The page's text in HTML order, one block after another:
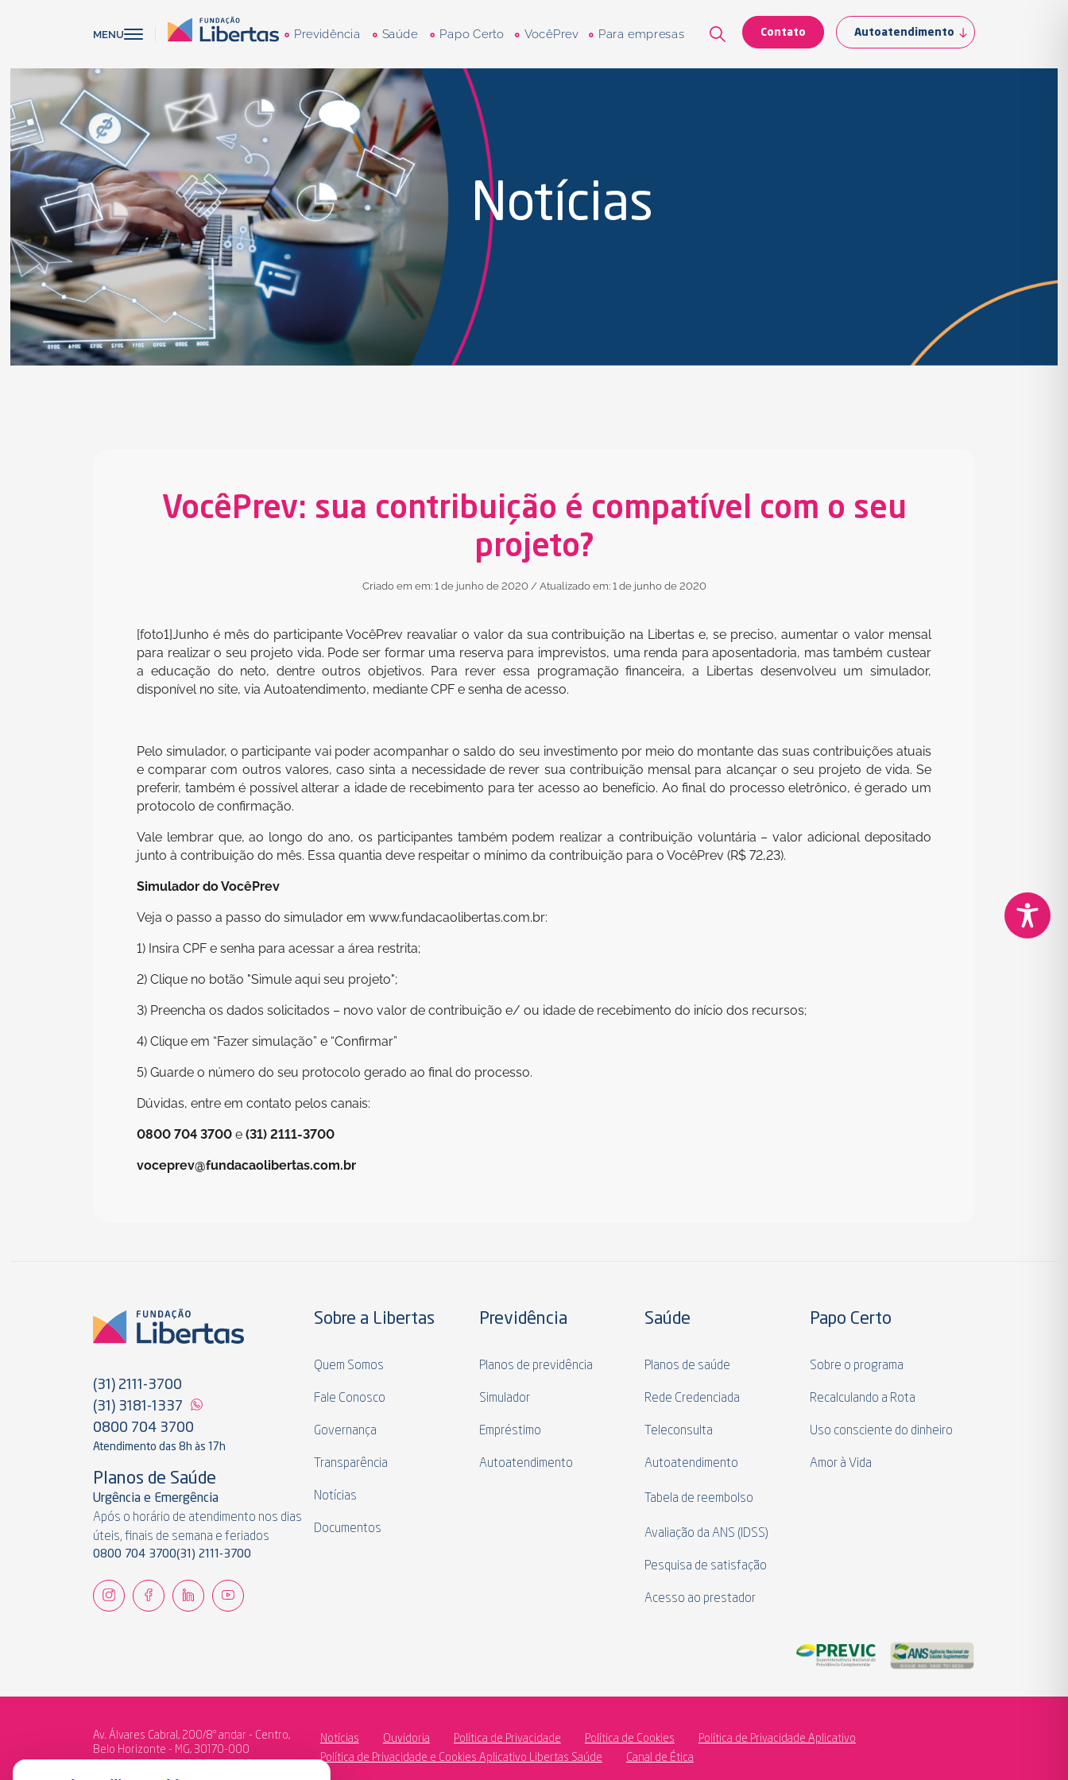
MENU Previdência Saúde Papo Certo VocêPrev Para empresas Contato Autoatendimento
Notícias
VocêPrev: sua contribuição é compatível com o seu
projeto?
Criado em em: 1 de junho de 2020 / Atualizado em: 1 de junho de 2020
[foto1]Junho é mês do participante VocêPrev reavaliar o valor da sua contribuição na Libertas e, se preciso, aumentar o valor mensal
para realizar o seu projeto vida. Pode ser formar uma reserva para imprevistos, uma renda para aposentadoria, mas também custear
a educação do neto, dentre outros objetivos. Para rever essa programação financeira, a Libertas desenvolveu um simulador,
disponível no site, via Autoatendimento, mediante CPF e senha de acesso.
Pelo simulador, o participante vai poder acompanhar o saldo do seu investimento por meio do montante das suas contribuições atuais
e comparar com outros valores, caso sinta a necessidade de rever sua contribuição mensal para alcançar o seu projeto de vida. Se
preferir, também é possível alterar a idade de recebimento para ter acesso ao benefício. Ao final do processo eletrônico, é gerado um
protocolo de confirmação.
Vale lembrar que, ao longo do ano, os participantes também podem realizar a contribuição voluntária – valor adicional depositado
junto à contribuição do mês. Essa quantia deve respeitar o mínimo da contribuição para o VocêPrev (R$ 72,23).
Simulador do VocêPrev
Veja o passo a passo do simulador em www.fundacaolibertas.com.br:
1) Insira CPF e senha para acessar a área restrita;
2) Clique no botão "Simule aqui seu projeto";
3) Preencha os dados solicitados – novo valor de contribuição e/ ou idade de recebimento do início dos recursos;
4) Clique em “Fazer simulação” e “Confirmar”
5) Guarde o número do seu protocolo gerado ao final do processo.
Dúvidas, entre em contato pelos canais:
0800 704 3700 e (31) 2111-3700
voceprev@fundacaolibertas.com.br
(31) 2111-3700
(31) 3181-1337
0800 704 3700
Atendimento das 8h às 17h
Planos de Saúde
Urgência e Emergência
Após o horário de atendimento nos dias
úteis, finais de semana e feriados
0800 704 3700(31) 2111-3700
Sobre a Libertas
Quem Somos
Fale Conosco
Governança
Transparência
Notícias
Documentos
Previdência
Planos de previdência
Simulador
Empréstimo
Autoatendimento
Saúde
Planos de saúde
Rede Credenciada
Teleconsulta
Autoatendimento
Tabela de reembolso
Avaliação da ANS (IDSS)
Pesquisa de satisfação
Acesso ao prestador
Papo Certo
Sobre o programa
Recalculando a Rota
Uso consciente do dinheiro
Amor à Vida
Av. Álvares Cabral, 200/8º andar - Centro,
Belo Horizonte - MG, 30170-000
Notícias Ouvidoria Política de Privacidade Política de Cookies
Política de Privacidade Aplicativo
Política de Privacidade e Cookies Aplicativo Libertas Saúde
Canal de Ética